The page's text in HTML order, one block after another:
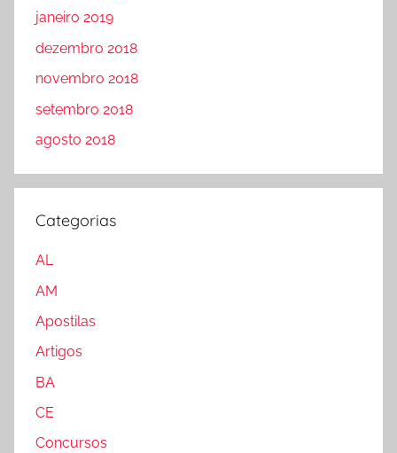
janeiro 2019
dezembro 2018
novembro 2018
setembro 2018
agosto 2018
Categorias
AL
AM
Apostilas
Artigos
BA
CE
Concursos